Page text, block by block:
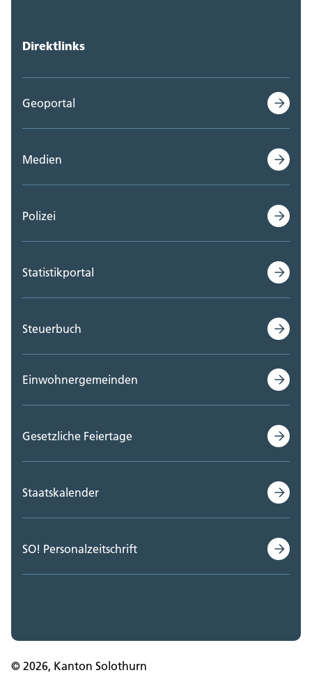
Direktlinks
Geoportal
Medien
Polizei
Statistikportal
Steuerbuch
Einwohnergemeinden
Gesetzliche Feiertage
Staatskalender
SO! Personalzeitschrift
© 2026, Kanton Solothurn